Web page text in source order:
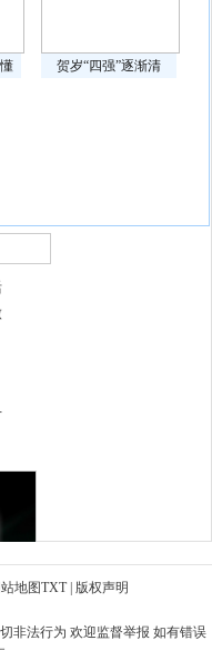
贺岁“四强”逐渐清
地图TXT| 版权声明
非法行为 欢迎监督举报 如有错误